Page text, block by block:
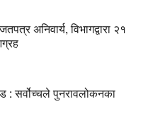
अनिवार्य, विभागद्वारा २१
: सर्वोच्चले पुनरावलोकनका